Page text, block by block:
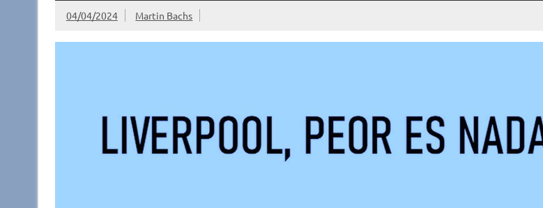
04/04/2024 Martin Bachs